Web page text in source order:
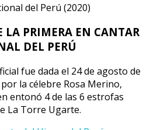
del Perú (2020)
LA PRIMERA EN CANTAR
DEL PERÚ
fue dada el 24 de agosto de
la célebre Rosa Merino,
entonó 4 de las 6 estrofas
La Torre Ugarte.